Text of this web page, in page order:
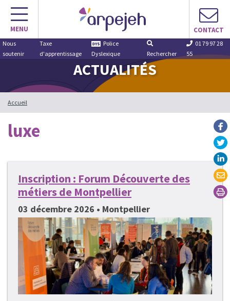
Aller
contenu
MENU CONTACT
Nous
soutenir
Taxe
d'apprentissage
Police
Dyslexique
Rechercher
01 79 97 28
55
ACTUALITÉS
Accueil
luxe
Inscription : Forum Découverte des
métiers de Montpellier
03 décembre 2026 • Montpellier